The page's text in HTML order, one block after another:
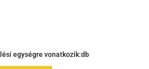
egységre vonatkozik:db